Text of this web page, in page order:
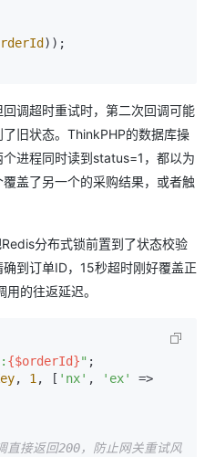
));
调超时重试时，第二次回调可能
旧状态。ThinkPHP的数据库操
进程同时读到status=1，都以为
盖了另一个的采购结果，或者触
分布式锁前置到了状态校验
到订单ID，15秒超时刚好覆盖正
的往返延迟。
{$orderId}"
, 1 , [ 'nx' , 'ex'
接返回200，防止网关重试风